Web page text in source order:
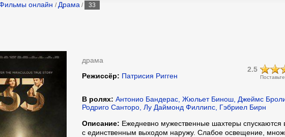
онлайн / Драма / 33
драма
2.5
Режиссёр: Патрисия Ригген
В ролях: Антонио Бандерас, Жюльет Бинош, Джеймс
Родриго Санторо, Лу Даймонд Филлипс, Гэбриел Бирн
Описание: Ежедневно мужественные шахтеры спускаются
с единственным выходом наружу. Слабое освещение,